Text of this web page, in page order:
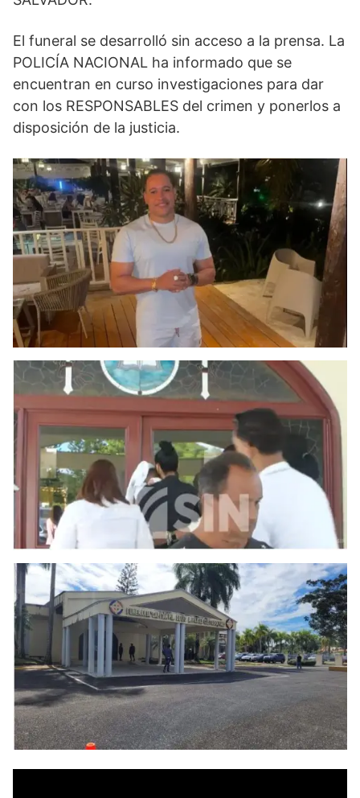
El funeral se desarrolló sin acceso a la prensa. La
POLICÍA NACIONAL ha informado que se
encuentran en curso investigaciones para dar
con los RESPONSABLES del crimen y ponerlos a
disposición de la justicia.